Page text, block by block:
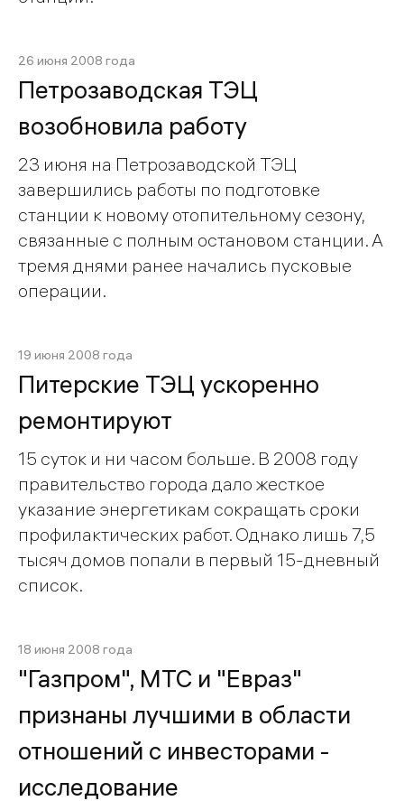
26 июня 2008 года
Петрозаводская ТЭЦ
возобновила работу
23 июня на Петрозаводской ТЭЦ
завершились работы по подготовке
станции к новому отопительному сезону,
связанные с полным остановом станции. А
тремя днями ранее начались пусковые
операции.
19 июня 2008 года
Питерские ТЭЦ ускоренно
ремонтируют
15 суток и ни часом больше. В 2008 году
правительство города дало жесткое
указание энергетикам сокращать сроки
профилактических работ. Однако лишь 7,5
тысяч домов попали в первый 15-дневный
список.
18 июня 2008 года
"Газпром", МТС и "Евраз"
признаны лучшими в области
отношений с инвесторами -
исследование